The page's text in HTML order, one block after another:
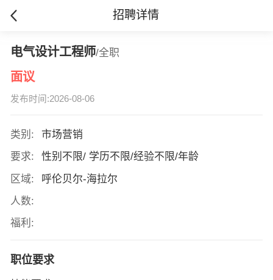
招聘详情
电气设计工程师/全职
面议
发布时间:2026-08-06
类别:
市场营销
要求:
性别不限/ 学历不限/经验不限/年龄
区域:
呼伦贝尔-海拉尔
人数:
福利:
职位要求